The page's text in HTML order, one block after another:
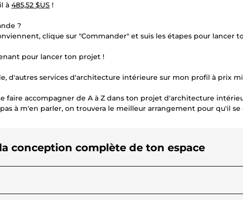
à 485,52 $US !
?
clique sur "Commander" et suis les étapes pour lancer
pour lancer ton projet !
d'autres services d'architecture intérieure sur mon profil à prix
faire accompagner de A à Z dans ton projet d'architecture
à m'en parler, on trouvera le meilleur arrangement pour qu'il se
conception complète de ton espace
485,52 $US